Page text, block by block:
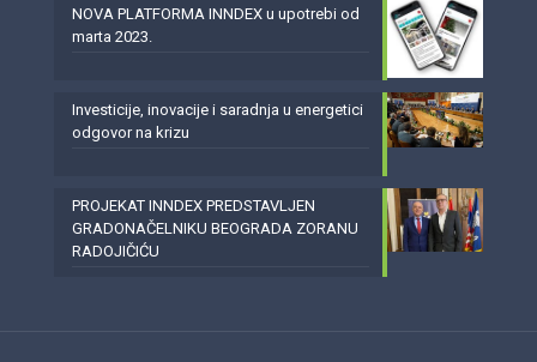
NOVA PLATFORMA INNDEX u upotrebi od
marta 2023.
Investicije, inovacije i saradnja u energetici
odgovor na krizu
PROJEKAT INNDEX PREDSTAVLJEN
GRADONAČELNIKU BEOGRADA ZORANU
RADOJIČIĆU